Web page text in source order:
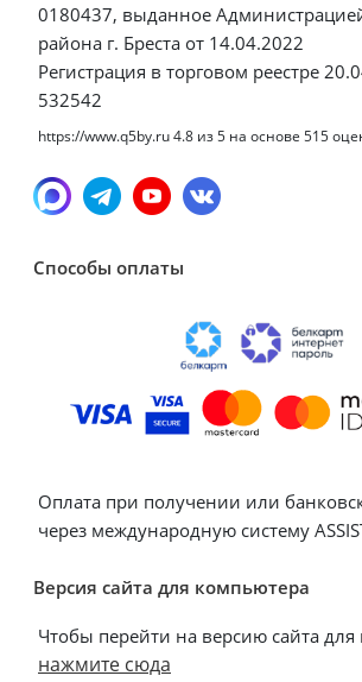
0180437, выданное
района г. Бреста от 14.04.2022
Регистрация в торговом реестре
532542
https://www.q5by.ru4.8 из5 на основе 515
Способы оплаты
Оплата при получении или
через международную систему
Версия сайта для компьютера
Чтобы перейти на версию сайта
нажмите сюда